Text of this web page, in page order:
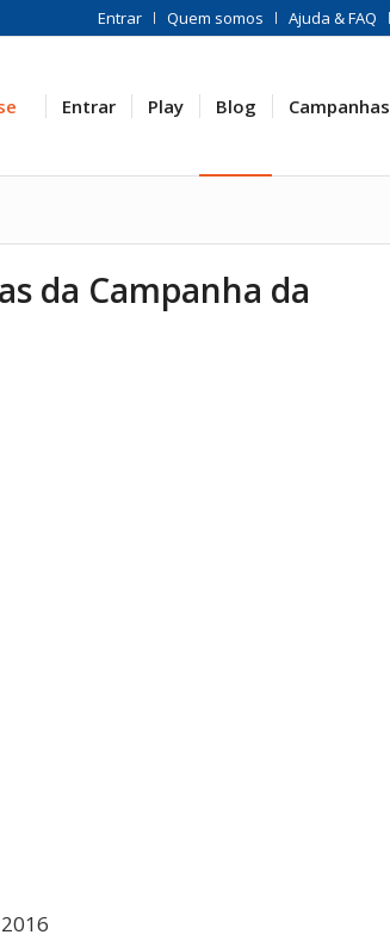
Entrar Quem somos Ajuda & FAQ
Entrar Play Blog Campanhas
da Campanha da